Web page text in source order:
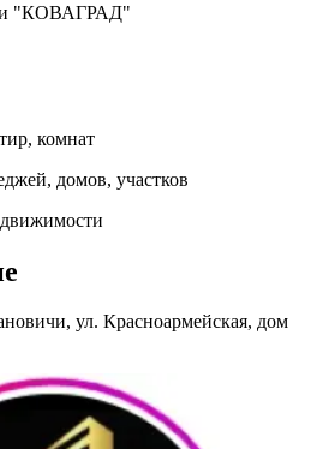
"КОВАГРАД"
комнат
домов, участков
ул. Красноармейская, дом